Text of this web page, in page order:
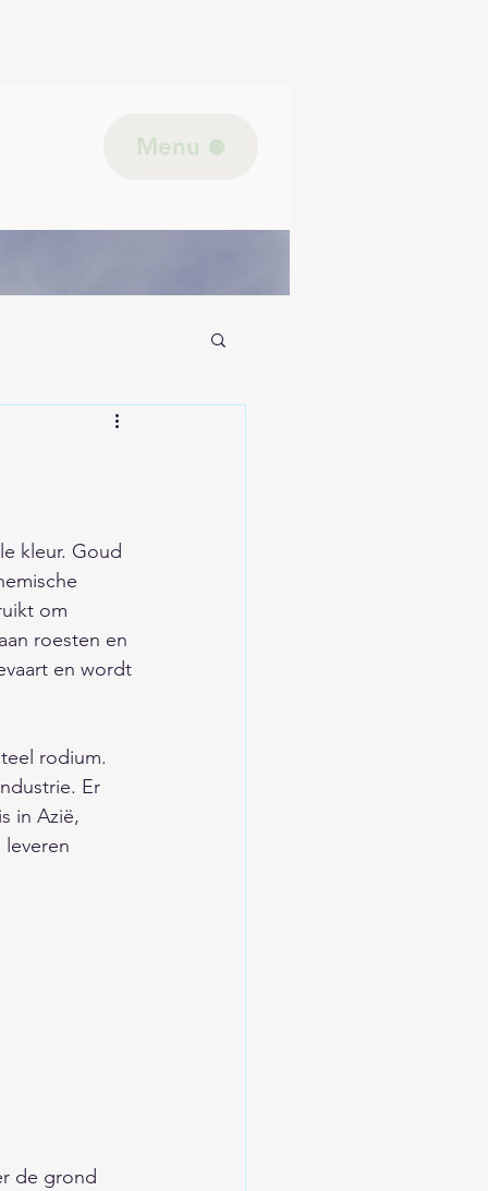
Menu
lichaam/Biologie
Verkeer/Veiligheid
kleur. Goud
om
roesten en
en wordt
rodium.
Er
in Azië,
de grond